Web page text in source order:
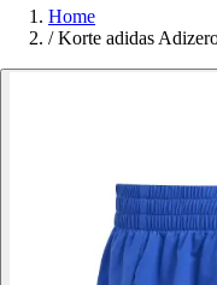
Home
/ Korte adidas